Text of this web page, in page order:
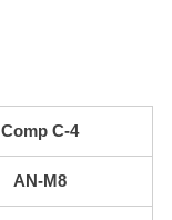
Comp C-4
AN-M8